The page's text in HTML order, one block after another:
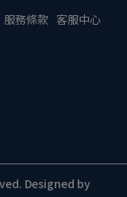
服務條款 客服中心
Designed by